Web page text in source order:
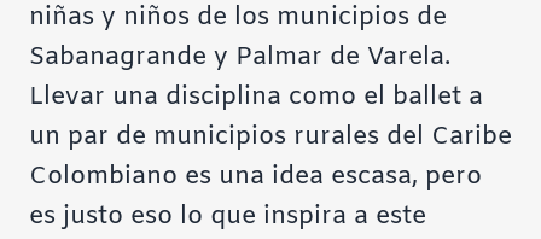
niñas y niños de los municipios de
Sabanagrande y Palmar de Varela.
Llevar una disciplina como el ballet a
un par de municipios rurales del Caribe
Colombiano es una idea escasa, pero
es justo eso lo que inspira a este